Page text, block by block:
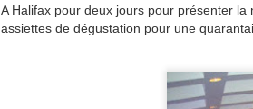
A Halifax pour deux jours pour présenter
assiettes de dégustation pour une